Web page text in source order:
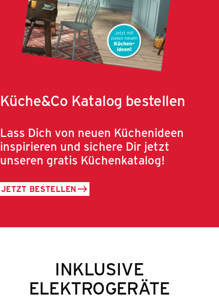
Küche&Co Katalog bestellen
Lass Dich von neuen Küchenideen
inspirieren und sichere Dir jetzt
unseren gratis Küchenkatalog!
JETZT BESTELLEN
INKLUSIVE
ELEKTROGERÄTE